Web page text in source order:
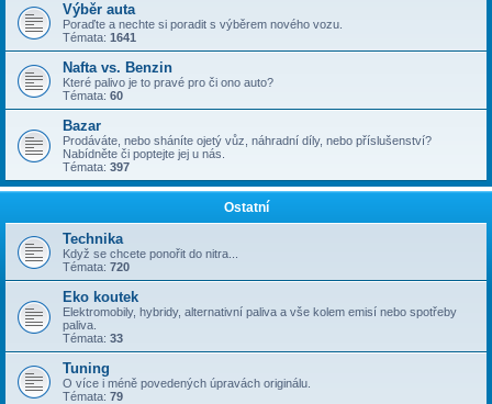
Výběr auta
Poraďte a nechte si poradit s výběrem nového vozu.
Témata: 1641
Nafta vs. Benzin
Které palivo je to pravé pro či ono auto?
Témata: 60
Bazar
Prodáváte, nebo sháníte ojetý vůz, náhradní díly, nebo příslušenství?
Nabídněte či poptejte jej u nás.
Témata: 397
Ostatní
Technika
Když se chcete ponořit do nitra...
Témata: 720
Eko koutek
Elektromobily, hybridy, alternativní paliva a vše kolem emisí nebo spotřeby
paliva.
Témata: 33
Tuning
O více i méně povedených úpravách originálu.
Témata: 79